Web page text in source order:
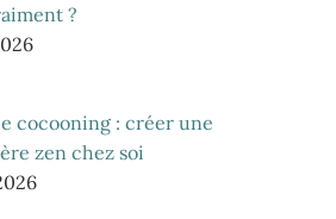
?
cocooning : créer une
zen chez soi